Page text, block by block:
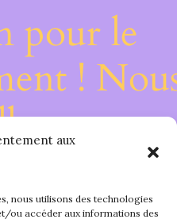
aux
nous utilisons des technologies
ou accéder aux informations des
pour le
!
sur
chose de